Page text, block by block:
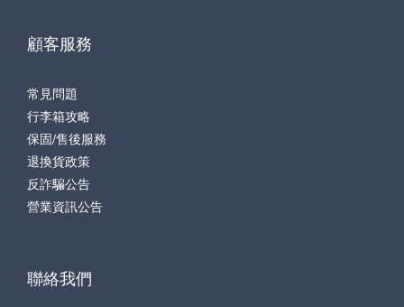
顧客服務
常見問題
行李箱攻略
保固/售後服務
退換貨政策
反詐騙公告
營業資訊公告
聯絡我們